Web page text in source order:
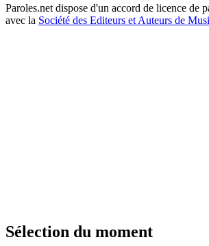
Paroles.net dispose d'un accord de licence de
avec la Société des Editeurs et Auteurs de
Sélection du moment